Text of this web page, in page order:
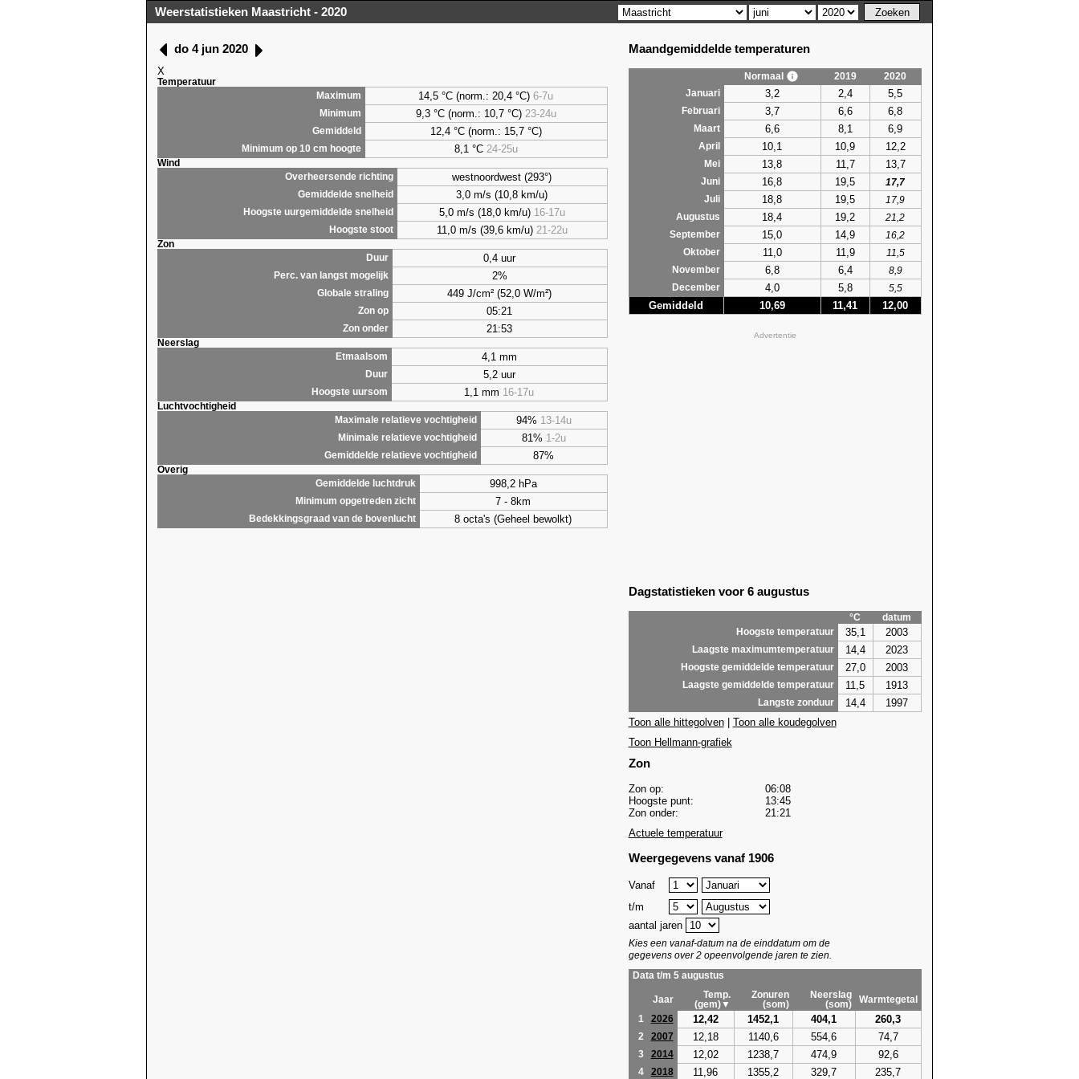
Weerstatistieken Maastricht - 2020
do 4 jun 2020
X
Temperatuur
Maximum
14,5 °C (norm.: 20,4 °C)6-7u
Minimum 9,3°C (norm.: 10,7 °C) 23-24u
Gemiddeld 12,4 °C (norm.: 15,7 °C)
Minimum op 10 cm hoogte 8,1 °C 24-25u
Wind
Overheersende richting
westnoordwest (293°)
Gemiddelde snelheid 3,0 m/s (10,8 km/u)
Hoogste uurgemiddelde snelheid 5,0 m/s (18,0 km/u) 16-17u
Hoogste stoot 11,0 m/s (39,6 km/u) 21-22u
Zon
Duur
0,4 uur
Perc. van langst mogelijk 2%
Globale straling 449 J/cm² (52,0 W/m²)
Zon op 05:21
Zon onder 21:53
Neerslag
Etmaalsom
4,1 mm
Duur 5,2 uur
Hoogste uursom 1,1 mm 16-17u
Luchtvochtigheid
Maximale relatieve vochtigheid
94% 13-14u
Minimale relatieve vochtigheid 81% 1-2u
Gemiddelde relatieve vochtigheid 87%
Overig
Gemiddelde luchtdruk
998,2 hPa
Minimum opgetreden zicht 7 - 8km
Bedekkingsgraad van de bovenlucht 8 octa's (Geheel bewolkt)
Maandgemiddelde temperaturen
Normaal 2019
2020
Januari
3,2 2,4 5,5
Februari 3,7 6,6 6,8
Maart 6,6 8,1 6,9
April 10,1 10,9 12,2
Mei 13,8 11,7 13,7
Juni 16,8 19,5
17,7
Juli
18,8 19,5
17,9
Augustus
18,4 19,2
21,2
September
15,0 14,9
16,2
Oktober
11,0 11,9
11,5
November
6,8 6,4
8,9
December
4,0 5,8 5,5
Gemiddeld 10,69 11,41 12,00
Advertentie
Dagstatistieken voor 6 augustus
°C
datum
Hoogste temperatuur
35,1 2003
Laagste maximumtemperatuur 14,4 2023
Hoogste gemiddelde temperatuur 27,0 2003
Laagste gemiddelde temperatuur 11,5 1913
Langste zonduur 14,4
1997
Toon alle hittegolven| Toon alle koudegolven
Toon Hellmann-grafiek
Zon
Zon op:
06:08
Hoogste punt:
13:45
Zon onder:
21:21
Actuele temperatuur
Weergegevens vanaf 1906
Vanaf
t/m
aantal jaren
Kies een vanaf-datum na de einddatum om de
gegevens over 2 opeenvolgende jaren te zien.
Data t/m 5 augustus
Jaar
Temp.
(gem)▼
Zonuren
(som)
Neerslag
(som)
Warmtegetal
1
2026 12,42 1452,1 404,1 260,3
2 2007 12,18 1140,6 554,6 74,7
3 2014 12,02 1238,7 474,9 92,6
4 2018 11,96 1355,2 329,7 235,7